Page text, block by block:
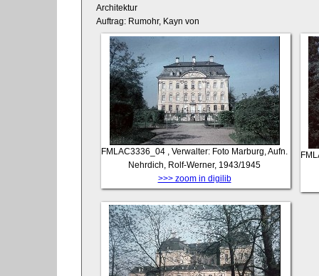
Architektur
Auftrag: Rumohr, Kayn von
FMLAC3336_04
, Verwalter: Foto Marburg, Aufn.
Nehrdich, Rolf-Werner, 1943/1945
>>> zoom in digilib